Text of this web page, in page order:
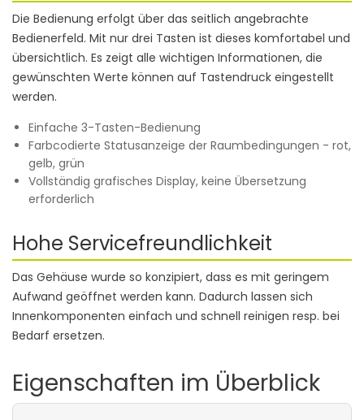
Die Bedienung erfolgt über das seitlich angebrachte
Bedienerfeld. Mit nur drei Tasten ist dieses komfortabel und
übersichtlich. Es zeigt alle wichtigen Informationen, die
gewünschten Werte können auf Tastendruck eingestellt
werden.
Einfache 3-Tasten-Bedienung
Farbcodierte Statusanzeige der Raumbedingungen - rot,
gelb, grün
Vollständig grafisches Display, keine Übersetzung
erforderlich
Hohe Servicefreundlichkeit
Das Gehäuse wurde so konzipiert, dass es mit geringem
Aufwand geöffnet werden kann. Dadurch lassen sich
Innenkomponenten einfach und schnell reinigen resp. bei
Bedarf ersetzen.
Eigenschaften im Überblick